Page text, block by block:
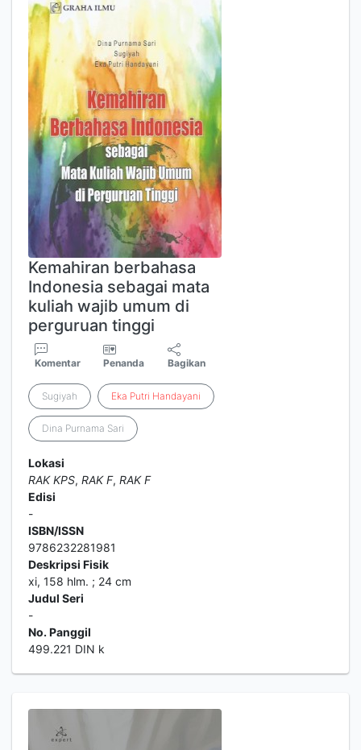
Kemahiran berbahasa
Indonesia sebagai mata
kuliah wajib umum di
perguruan tinggi
Komentar Penanda Bagikan
Sugiyah Eka Putri Handayani
Dina Purnama Sari
Lokasi
RAK KPS, RAK F, RAK F
Edisi
-
ISBN/ISSN
9786232281981
Deskripsi Fisik
xi, 158 hlm. ; 24 cm
Judul Seri
-
No. Panggil
499.221 DIN k